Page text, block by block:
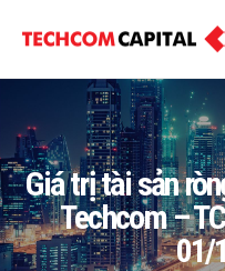
Giá trị tài sản
Techcom –
01/